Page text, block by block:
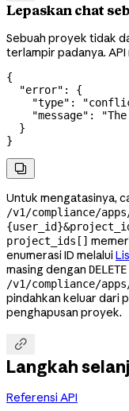
Lepaskan chat
Sebuah proyek tidak
terlampir padanya.
{
  "error"
: {
    "type"
:
    "message"
: "The
  }
}

Untuk mengatasinya,
/v1/compliance/
project_ids[]
enumerasi ID melalui
masing dengan DELETE
/v1/compliance/
pindahkan keluar dari
penghapusan proyek.

Langkah
Referensi API